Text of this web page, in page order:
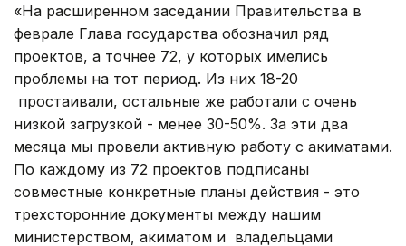
«На расширенном заседании Правительства в
феврале Глава государства обозначил ряд
проектов, а точнее 72, у которых имелись
проблемы на тот период. Из них 18-20
простаивали, остальные же работали с очень
низкой загрузкой - менее 30-50%. За эти два
месяца мы провели активную работу с акиматами.
По каждому из 72 проектов подписаны
совместные конкретные планы действия - это
трехсторонние документы между нашим
министерством, акиматом и владельцами